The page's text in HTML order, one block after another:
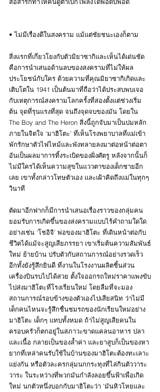
• ไม่มีเรื่องดีในสงคราม แม้แต่ชัยชนะเองก็ตาม
สิ่งแรกที่เกี่ยวโยงกับตัวมิยาซากิและเห็นได้เด่นชัด
คือการนำเสนอด้านลบของสงครามที่ไม่ให้ผล
ประโยชน์กับใคร ด้วยความที่คุณมิยาซากิเกิดและ
เติบโตใน 1941 เป็นต้นมาที่ถือว่าได้ประสบพบเจอ
กับเหตุการณ์สงครามโลกครั้งที่สองตั้งแต่ช่วงเริ่ม
ต้น จุดที่รุนแรงที่สุด จนถึงจุดจบของมัน โดยใน
The Boy and The Heron สิ่งนี้ถูกจับมาเป็นปมหลัก
ภายในจิตใจ ‘มาฮิโตะ’ ที่เห็นโรงพยาบาลที่แม่เข้า
พักรักษาตัวไฟไหม้และพังทลายลงมาต่อหน้าต่อตา
อันเป็นผลมาการทิ้งระเบิดของฝั่งศัตรู หลังจากนั้นก็
ไม่มีใครได้เห็นความสุขในแววตาของเด็กชายอีก
เลย เขาทั้งกล่าวโทษตัวเอง และเฝ้าคิดถึงแม่ในทุกๆ
วินาที
ตัดมาอีกฟากก็มีการนำเสนอเรื่องราวของกลุ่มคน
ยอมรับการเกิดขึ้นของสงครามแบบไร้คำถามใดใด
อย่างเช่น ‘โชอิจิ’ พ่อของมาฮิโตะ ที่เดินหน้าต่อกับ
ชีวิตได้แม้จะสูญเสียภรรยา เขาเริ่มต้นความสัมพันธ์
ใหม่ ย้ายบ้าน ปรับตัวกับสถานการณ์อย่างรวดเร็ว
อีกทั้งยังรู้สึกยินดี ที่งานในโรงงานผลิตชิ้นส่วน
เครื่องบินรบไปได้สวย ตั้งใจออกรถใหม่ราคาแพงขับ
ไปส่งมาฮิโตะที่โรงเรียนใหม่ โดยลืมที่จะมอง
สถานการณ์รอบข้างของตัวเองไปเสียสนิท ว่าไม่มี
เด็กคนไหนจะรู้สึกชื่นชมรถของนักเรียนใหม่อย่าง
มาฮิโตะ เด็กๆ แทบทั้งหมด ถ้าไม่สูญเสียคนใน
ครอบครัวก็ตกอยู่ในสภาวะขาดแคลนอาหาร ปลา
และเนื้อ กลายเป็นของล้ำค่า และยาสูบก็เป็นของหา
ยากที่เหล่าคนรับใช้ในบ้านของมาฮิโตะต้องทะเลาะ
แย่งกัน หรือตัวละครกลุ่มนกกระทุงที่ไล่กินตัววาระ
วาระ ในระหว่างที่พวกมันกำลังลอยขึ้นฟ้าเพื่อเกิด
ใหม่ นกตัวหนึ่งบอกกับมาฮิโตะว่า ‘มันหิวโหยและ